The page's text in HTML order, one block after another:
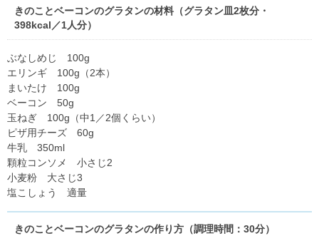
きのことベーコンのグラタンの材料（グラタン皿2枚分・
398kcal／1人分）
ぶなしめじ 100g
エリンギ 100g（2本）
まいたけ 100g
ベーコン 50g
玉ねぎ 100g（中1／2個くらい）
ピザ用チーズ 60g
牛乳 350ml
顆粒コンソメ 小さじ2
小麦粉 大さじ3
塩こしょう 適量
きのことベーコンのグラタンの作り方（調理時間：30分）